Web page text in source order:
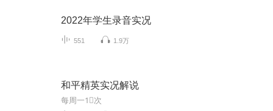
2022年学生录音实况
551 1.9万
和平精英实况解说
每周一1⃣️次